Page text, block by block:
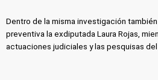
Dentro de la misma investigación
preventiva la exdiputada Laura Rojas,
actuaciones judiciales y las pesquisas